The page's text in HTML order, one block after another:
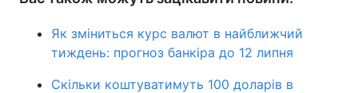
Як зміниться курс валют в найближчий
тиждень: прогноз банкіра до 12 липня
Скільки коштуватимуть 100 доларів в